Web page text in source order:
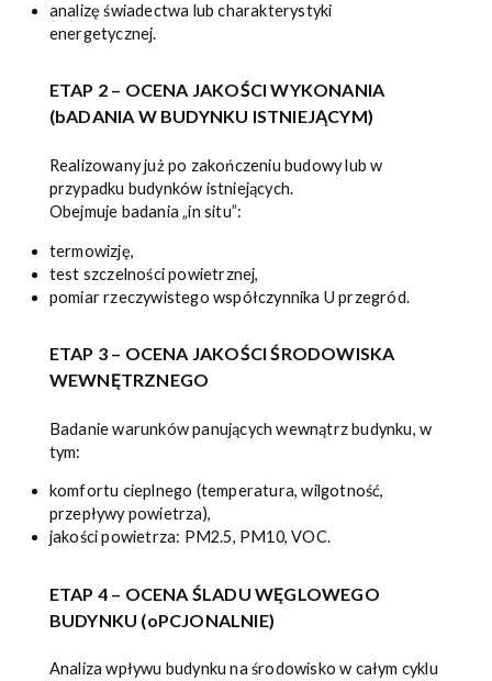
analizę świadectwa lub charakterystyki
energetycznej.
ETAP 2 – OCENA JAKOŚCI WYKONANIA
(bADANIA W BUDYNKU ISTNIEJĄCYM)
Realizowany już po zakończeniu budowy lub w
przypadku budynków istniejących.
Obejmuje badania „in situ”:
termowizję,
test szczelności powietrznej,
pomiar rzeczywistego współczynnika U przegród.
ETAP 3 – OCENA JAKOŚCI ŚRODOWISKA
WEWNĘTRZNEGO
Badanie warunków panujących wewnątrz budynku, w
tym:
komfortu cieplnego (temperatura, wilgotność,
przepływy powietrza),
jakości powietrza: PM2.5, PM10, VOC.
ETAP 4 – OCENA ŚLADU WĘGLOWEGO
BUDYNKU (oPCJONALNIE)
Analiza wpływu budynku na środowisko w całym cyklu